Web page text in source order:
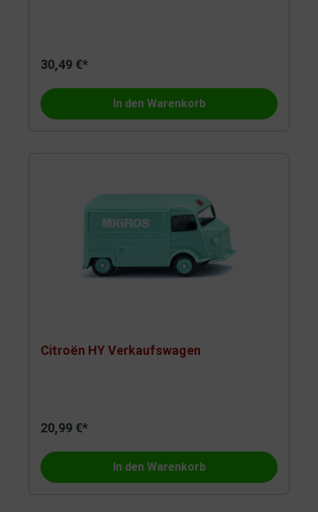
30,49 €*
In den Warenkorb
Citroën HY Verkaufswagen
20,99 €*
In den Warenkorb